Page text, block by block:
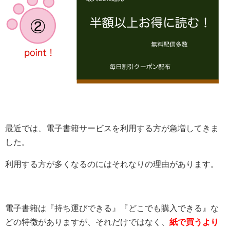
最近では、電子書籍サービスを利用する方が急増してきま
した。
利用する方が多くなるのにはそれなりの理由があります。
電子書籍は『持ち運びできる』『どこでも購入できる』な
どの特徴がありますが、それだけではなく、 紙で買うより